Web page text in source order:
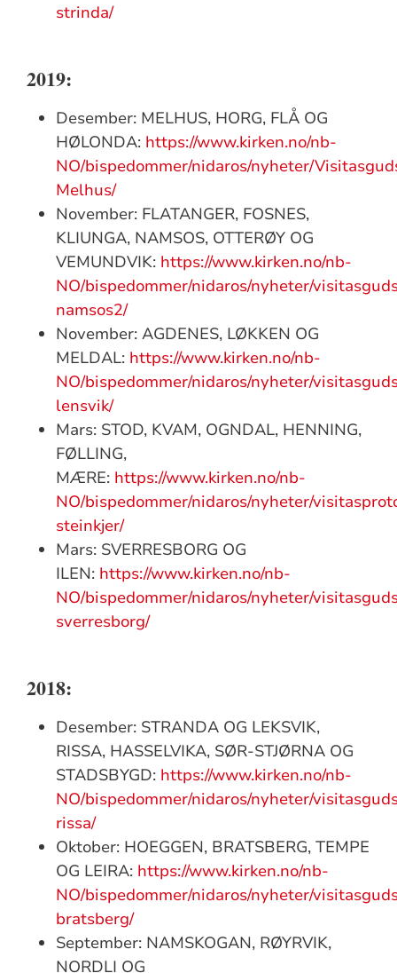
strinda/
2019:
Desember: MELHUS, HORG, FLÅ OG
HØLONDA: https://www.kirken.no/nb-
NO/bispedommer/nidaros/nyheter/
Melhus/
November: FLATANGER, FOSNES,
KLIUNGA, NAMSOS, OTTERØY OG
VEMUNDVIK: https://www.kirken.no/nb-
NO/bispedommer/nidaros/nyheter/
namsos2/
November: AGDENES, LØKKEN OG
MELDAL: https://www.kirken.no/nb-
NO/bispedommer/nidaros/nyheter/
lensvik/
Mars: STOD, KVAM, OGNDAL, HENNING,
FØLLING,
MÆRE: https://www.kirken.no/nb-
NO/bispedommer/nidaros/nyheter/
steinkjer/
Mars: SVERRESBORG OG
ILEN: https://www.kirken.no/nb-
NO/bispedommer/nidaros/nyheter/
sverresborg/
2018:
Desember: STRANDA OG LEKSVIK,
RISSA, HASSELVIKA, SØR-STJØRNA OG
STADSBYGD: https://www.kirken.no/nb-
NO/bispedommer/nidaros/nyheter/
rissa/
Oktober: HOEGGEN, BRATSBERG, TEMPE
OG LEIRA: https://www.kirken.no/nb-
NO/bispedommer/nidaros/nyheter/
bratsberg/
September: NAMSKOGAN, RØYRVIK,
NORDLI OG